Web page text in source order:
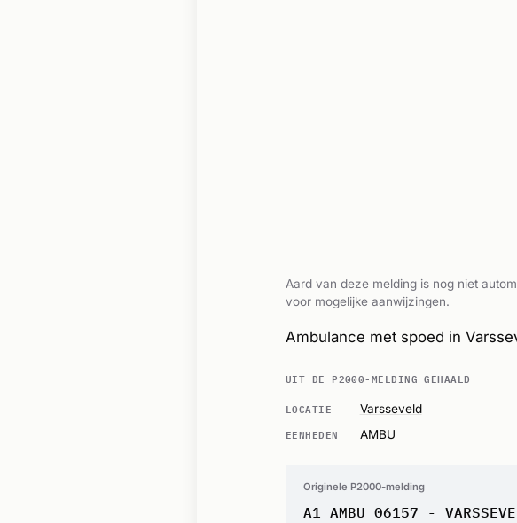
Aard van deze melding is nog niet
voor mogelijke aanwijzingen.
Ambulance met spoed in
UIT DE P2000-MELDING GEHAALD
LOCATIE
Varsseveld
EENHEDEN AMBU
Originele P2000-melding
A1 AMBU 06157 -